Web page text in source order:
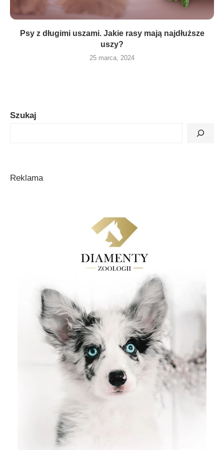
Psy z długimi uszami. Jakie rasy mają najdłuższe
uszy?
25 marca, 2024
Szukaj
Reklama